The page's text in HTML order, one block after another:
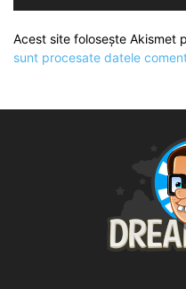
Acest site folosește Akismet
sunt procesate datele